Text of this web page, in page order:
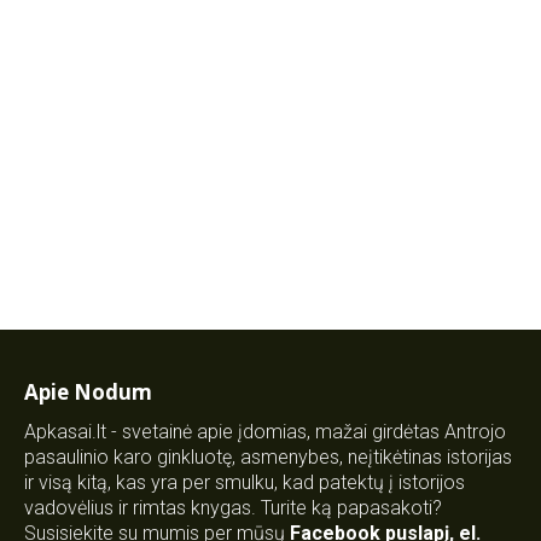
Apie Nodum
Apkasai.lt - svetainė apie įdomias, mažai girdėtas Antrojo
pasaulinio karo ginkluotę, asmenybes, neįtikėtinas istorijas
ir visą kitą, kas yra per smulku, kad patektų į istorijos
vadovėlius ir rimtas knygas. Turite ką papasakoti?
Susisiekite su mumis per mūsų Facebook puslapį, el.